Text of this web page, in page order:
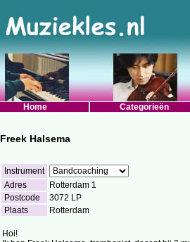
Home Categorieën
Freek Halsema
Instrument
Adres
Rotterdam 1
Postcode
3072 LP
Plaats
Rotterdam
Hoi!